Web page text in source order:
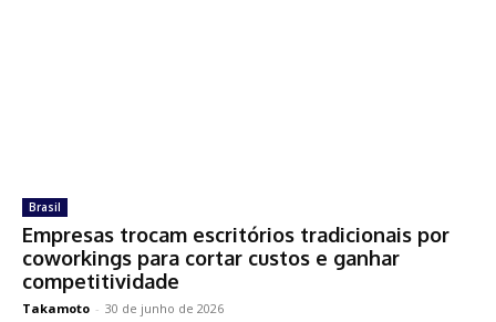
Brasil
Empresas trocam escritórios tradicionais por
coworkings para cortar custos e ganhar
competitividade
Takamoto - 30 de junho de 2026